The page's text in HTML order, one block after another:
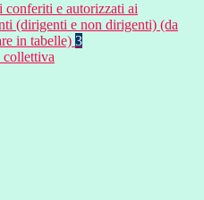
conferiti e autorizzati ai
(dirigenti e non dirigenti) (da
in tabelle) 3
collettiva